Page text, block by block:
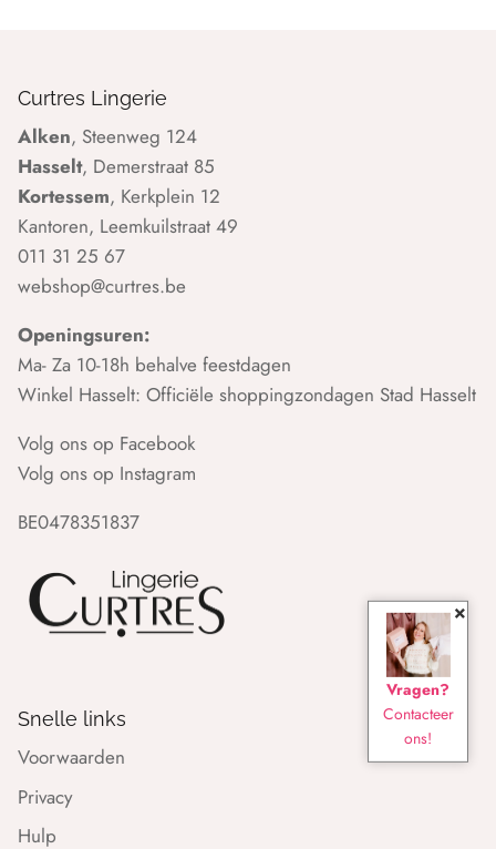
×
Vragen?
Contacteer
ons!
Curtres Lingerie
Alken, Steenweg 124
Hasselt, Demerstraat 85
Kortessem, Kerkplein 12
Kantoren, Leemkuilstraat 49
011 31 25 67
webshop@curtres.be
Openingsuren:
Ma- Za 10-18h behalve feestdagen
Winkel Hasselt: Officiële shoppingzondagen Stad Hasselt
Volg ons op Facebook
Volg ons op Instagram
BE0478351837
Snelle links
Voorwaarden
Privacy
Hulp